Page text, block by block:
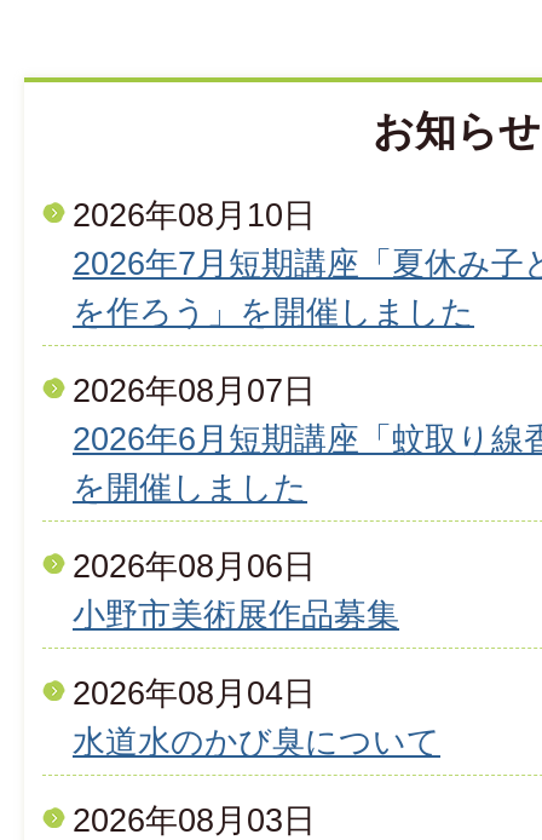
お知らせ
2026年08月10日
2026年7月短期講座「夏休み子
を作ろう」を開催しました
2026年08月07日
2026年6月短期講座「蚊取り
を開催しました
2026年08月06日
小野市美術展作品募集
2026年08月04日
水道水のかび臭について
2026年08月03日